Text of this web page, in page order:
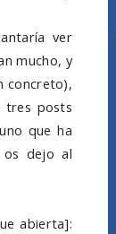
ver
mucho, y
concreto),
tres posts
que ha
os dejo al
abierta]: